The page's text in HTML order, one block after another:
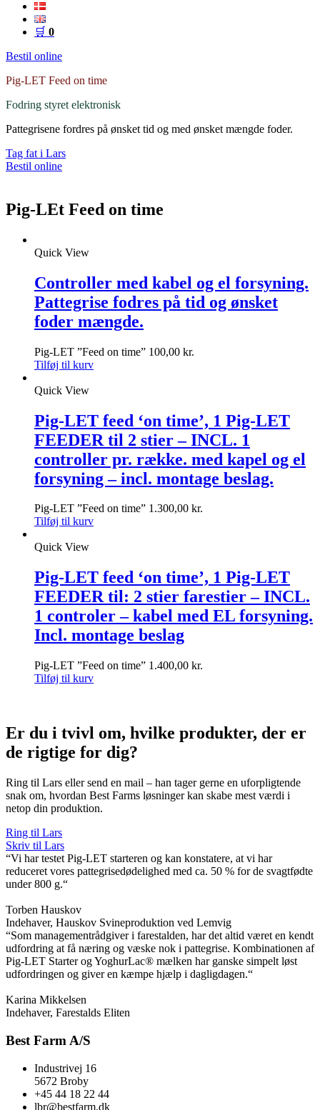
🛒 0
Bestil online
Pig-LET Feed on time
Fodring styret elektronisk
Pattegrisene fordres på ønsket tid og med ønsket mængde foder.
Tag fat i Lars
Bestil online
Pig-LEt Feed on time
Quick View
Controller med kabel og el forsyning.
Pattegrise fodres på tid og ønsket
foder mængde.
Pig-LET ”Feed on time” 100,00 kr.
Tilføj til kurv
Quick View
Pig-LET feed ‘on time’, 1 Pig-LET
FEEDER til 2 stier – INCL. 1
controller pr. række. med kapel og el
forsyning – incl. montage beslag.
Pig-LET ”Feed on time” 1.300,00 kr.
Tilføj til kurv
Quick View
Pig-LET feed ‘on time’, 1 Pig-LET
FEEDER til: 2 stier farestier – INCL.
1 controler – kabel med EL forsyning.
Incl. montage beslag
Pig-LET ”Feed on time” 1.400,00 kr.
Tilføj til kurv
Er du i tvivl om, hvilke produkter, der er
de rigtige for dig?
Ring til Lars eller send en mail – han tager gerne en uforpligtende
snak om, hvordan Best Farms løsninger kan skabe mest værdi i
netop din produktion.
Ring til Lars
Skriv til Lars
“Vi har testet Pig-LET starteren og kan konstatere, at vi har
reduceret vores pattegrisedødelighed med ca. 50 % for de svagtfødte
under 800 g.“
Torben Hauskov
Indehaver, Hauskov Svineproduktion ved Lemvig
“Som managementrådgiver i farestalden, har det altid været en kendt
udfordring at få næring og væske nok i pattegrise. Kombinationen af
Pig-LET Starter og YoghurLac® mælken har ganske simpelt løst
udfordringen og giver en kæmpe hjælp i dagligdagen.“
Karina Mikkelsen
Indehaver, Farestalds Eliten
Best Farm A/S
Industrivej 16
5672 Broby
+45 44 18 22 44
lbr@bestfarm.dk